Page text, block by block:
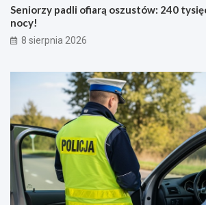
Seniorzy padli ofiarą oszustów: 240
nocy!
8 sierpnia 2026